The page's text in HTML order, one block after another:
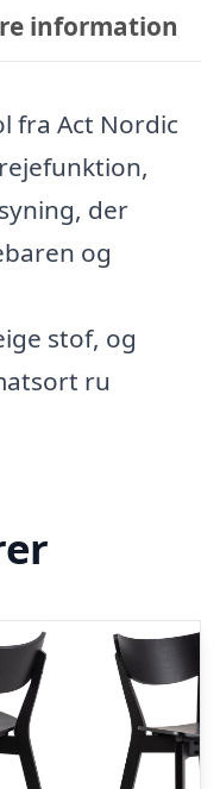
information
fra Act Nordic
der
og
stof, og
ru